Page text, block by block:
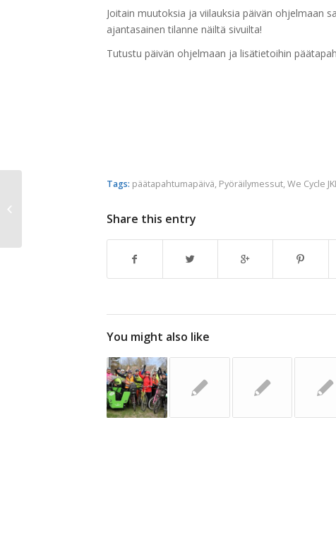
Joitain muutoksia ja viilauksia päivän ohjelmaan
ajantasainen tilanne näiltä sivuilta!
Tutustu päivän ohjelmaan ja lisätietoihin
Tags: päätapahtumapäivä, Pyöräilymessut, We Cycle
Share this entry
You might also like
Heidi Kyrö vuoden 2014